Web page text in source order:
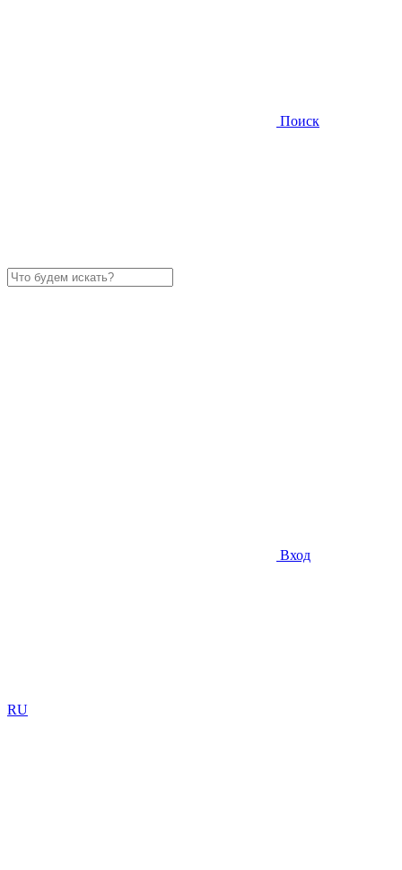
Поиск
Вход
RU